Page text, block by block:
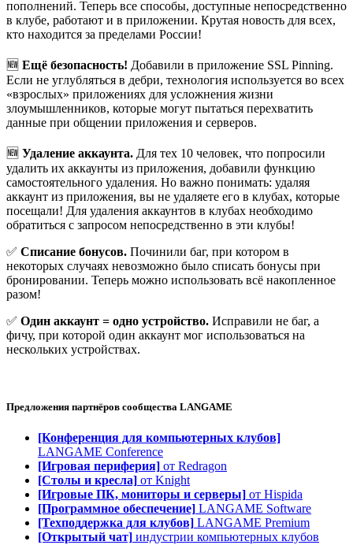
пополнений. Теперь все способы, доступные непосредственно
в клубе, работают и в приложении. Крутая новость для всех,
кто находится за пределами России!
🆕 Ещё безопасность! Добавили в приложение SSL Pinning.
Если не углубляться в дебри, технология используется во всех
«взрослых» приложениях для усложнения жизни
злоумышленников, которые могут пытаться перехватить
данные при общении приложения и серверов.
🆕 Удаление аккаунта. Для тех 10 человек, что попросили
удалить их аккаунты из приложения, добавили функцию
самостоятельного удаления. Но важно понимать: удаляя
аккаунт из приложения, вы не удаляете его в клубах, которые
посещали! Для удаления аккаунтов в клубах необходимо
обратиться с запросом непосредственно в эти клубы!
✅ Списание бонусов. Починили баг, при котором в
некоторых случаях невозможно было списать бонусы при
бронировании. Теперь можно использовать всё накопленное
разом!
✅ Один аккаунт = одно устройство. Исправили не баг, а
фичу, при которой один аккаунт мог использоваться на
нескольких устройствах.
Предложения партнёров сообщества LANGAME
[Конференция для компьютерных клубов]
LANGAME Conference
[Игровая периферия] от Redragon
[Столы и кресла] от Knight
[Игровые ПК, мониторы и серверы] от Hispida
[Программное обеспечение] LANGAME Software
[Техподдержка для клубов] LANGAME Premium
[Открытый чат] индустрии компьютерных клубов